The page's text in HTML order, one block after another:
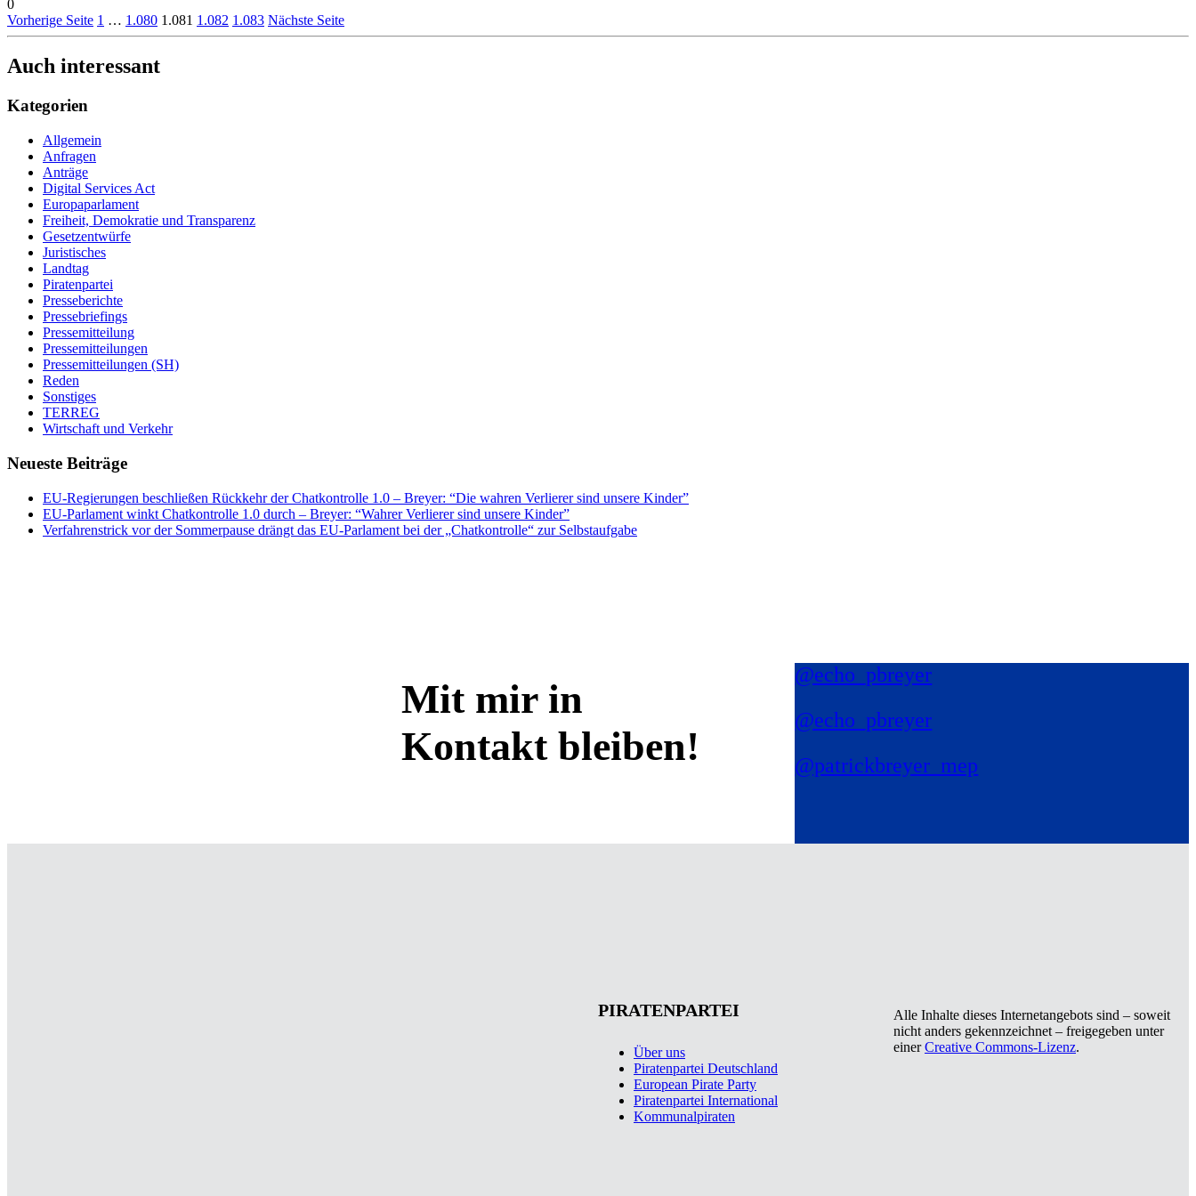
0
Vorherige Seite 1 … 1.080 1.081 1.082 1.083 Nächste Seite
Auch interessant
Kategorien
Allgemein
Anfragen
Anträge
Digital Services Act
Europaparlament
Freiheit, Demokratie und Transparenz
Gesetzentwürfe
Juristisches
Landtag
Piratenpartei
Presseberichte
Pressebriefings
Pressemitteilung
Pressemitteilungen
Pressemitteilungen (SH)
Reden
Sonstiges
TERREG
Wirtschaft und Verkehr
Neueste Beiträge
EU-Regierungen beschließen Rückkehr der Chatkontrolle 1.0 – Breyer: “Die wahren Verlierer sind unsere Kinder”
EU-Parlament winkt Chatkontrolle 1.0 durch – Breyer: “Wahrer Verlierer sind unsere Kinder”
Verfahrenstrick vor der Sommerpause drängt das EU-Parlament bei der „Chatkontrolle“ zur Selbstaufgabe
Mit mir in
Kontakt bleiben!
@echo_pbreyer
@echo_pbreyer
@patrickbreyer_mep
PIRATENPARTEI
Über uns
Piratenpartei Deutschland
European Pirate Party
Piratenpartei International
Kommunalpiraten
Alle Inhalte dieses Internetangebots sind – soweit
nicht anders gekennzeichnet – freigegeben unter
einerCreative Commons-Lizenz.